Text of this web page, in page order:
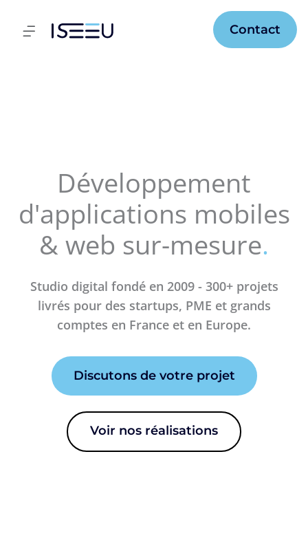
Flyout
Contact
Développement
d'applications mobiles
& web sur-mesure.
Studio digital fondé en 2009 - 300+ projets
livrés pour des startups, PME et grands
comptes en France et en Europe.
Discutons de votre projet
Voir nos réalisations